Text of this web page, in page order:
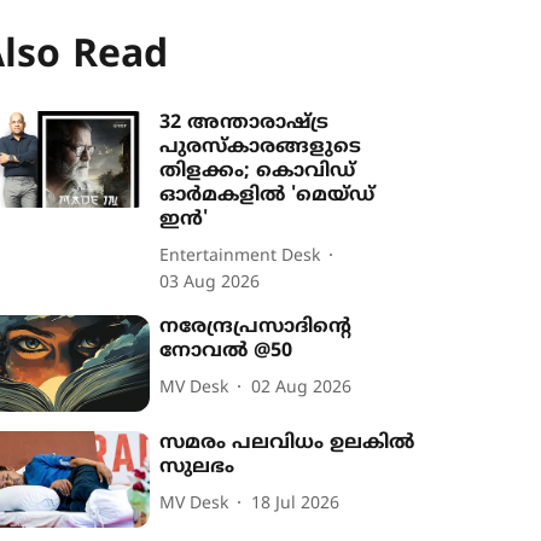
Read
32 അന്താരാഷ്ട്ര
പുരസ്കാരങ്ങളുടെ
തിളക്കം; കൊവിഡ്
ഓർമകളിൽ 'മെയ്ഡ്
ഇൻ'
Entertainment Desk
03 Aug 2026
നരേന്ദ്രപ്രസാദിന്‍റെ
നോവൽ @50
MV Desk 02 Aug 2026
സമരം പലവിധം ഉലകില്‍
സുലഭം
MV Desk 18 Jul 2026